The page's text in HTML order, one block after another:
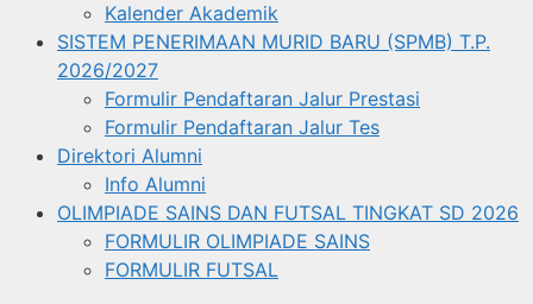
Kalender Akademik
SISTEM PENERIMAAN MURID BARU (SPMB) T.P.
2026/2027
Formulir Pendaftaran Jalur Prestasi
Formulir Pendaftaran Jalur Tes
Direktori Alumni
Info Alumni
OLIMPIADE SAINS DAN FUTSAL TINGKAT SD 2026
FORMULIR OLIMPIADE SAINS
FORMULIR FUTSAL